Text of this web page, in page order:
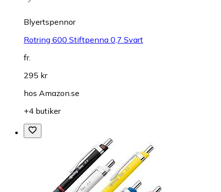
Blyertspennor
Rotring 600 Stiftpenna 0,7 Svart
fr.
295 kr
hos Amazon.se
+4 butiker